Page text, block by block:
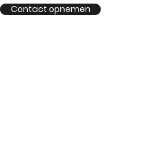
Contact opnemen